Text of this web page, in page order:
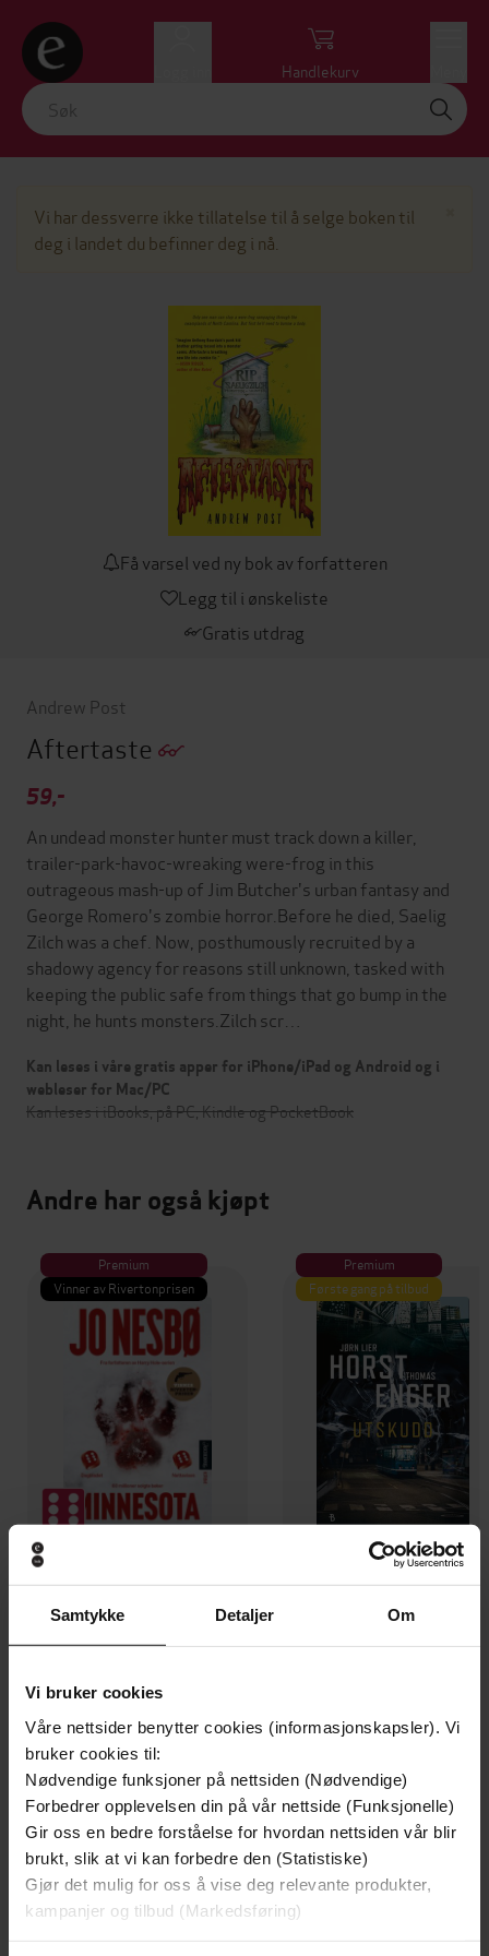
Samtykke Detaljer Om
Vi bruker cookies
Våre nettsider benytter cookies (informasjonskapsler). Vi
bruker cookies til:
Nødvendige funksjoner på nettsiden (Nødvendige)
Forbedrer opplevelsen din på vår nettside (Funksjonelle)
Gir oss en bedre forståelse for hvordan nettsiden vår blir
brukt, slik at vi kan forbedre den (Statistiske)
Gjør det mulig for oss å vise deg relevante produkter,
kampanjer og tilbud (Markedsføring)
Handlekurv
Vi har dessverre ikke tillatelse til å selge boken til
deg i landet du befinner deg i nå.
Få varsel ved ny bok av forfatteren
Legg til i ønskeliste
Gratis utdrag
Andrew Post
Aftertaste
59,-
An undead monster hunter must track down a killer,
trailer-park-havoc-wreaking were-frog in this
outrageous mash-up of Jim Butcher's urban fantasy and
George Romero's zombie horror.Before he died, Saelig
Zilch was a chef. Now, posthumously recruited by a
shadowy agency for reasons still unknown, tasked with
keeping the public safe from things that go bump in the
night, he hunts monsters.Zilch scr…
Kan leses i våre gratis apper for iPhone/iPad og Android og i
webleser for Mac/PC
Kan leses i iBooks, på PC, Kindle og PocketBook
Andre har også kjøpt
Premium
Vinner av Rivertonprisen
199,-
Minnesota
Jo Nesbø
Premium
Første gang på tilbud
349,-
Utskudd
Jørn Lier Horst
Forfattere Andrew Post(forfatter)
Forlag Gateway
Utgitt 07.07.2020